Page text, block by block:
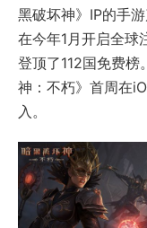
黑破坏神》IP的手
在今年1月开启全球
登顶了112国免费
神：不朽》首周在
入。